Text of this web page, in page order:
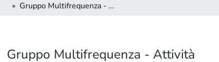
Gruppo Multifrequenza - Attività svolte durante il primo semestre 2019
Gruppo Multifrequenza - Attività